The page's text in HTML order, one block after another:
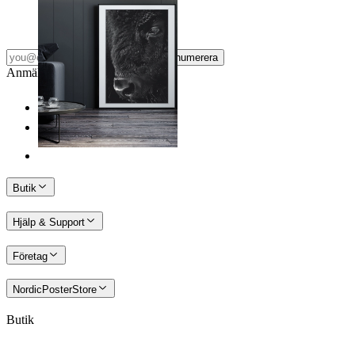
Prenumerera
Anmäl dig till vårt Nyhetsbrev
Butik
Hjälp & Support
Företag
NordicPosterStore
Butik